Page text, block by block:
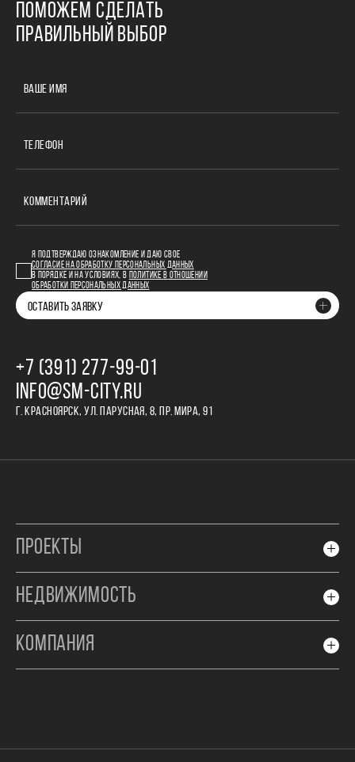
ПОМОЖЕМ СДЕЛАТЬ
ПРАВИЛЬНЫЙ ВЫБОР
ВАШЕ ИМЯ
ТЕЛЕФОН
КОММЕНТАРИЙ
Я ПОДТВЕРЖДАЮ ОЗНАКОМЛЕНИЕ И ДАЮ СВОЕ
СОГЛАСИЕ НА ОБРАБОТКУ ПЕРСОНАЛЬНЫХ ДАННЫХ
В ПОРЯДКЕ И НА УСЛОВИЯХ, В
ПОЛИТИКЕ В ОТНОШЕНИИ
ОБРАБОТКИ ПЕРСОНАЛЬНЫХ ДАННЫХ
ОСТАВИТЬ ЗАЯВКУ
+7 (391) 277‒99‒01
INFO@SM-CITY.RU
Г. КРАСНОЯРСК, УЛ. ПАРУСНАЯ, 8, ПР. МИРА, 91
ПРОЕКТЫ
НЕДВИЖИМОСТЬ
КОМПАНИЯ